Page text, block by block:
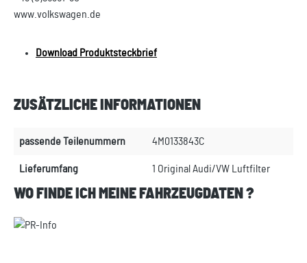
www.volkswagen.de
Download Produktsteckbrief
ZUSÄTZLICHE INFORMATIONEN
passende Teilenummern 4M0133843C
Lieferumfang 1 Original Audi/VW Luftfilter
WO FINDE ICH MEINE FAHRZEUGDATEN ?